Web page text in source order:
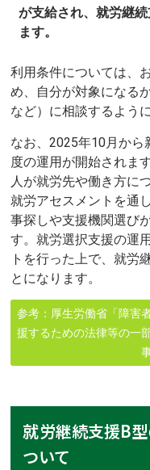
が支給され、就労継
ます。
利用条件については、
め、自分が対象になる
など）に相談するよう
なお、2025年10月から
度の運用が開始されま
人が就労先や働き方に
就労アセスメントを通
事探しや支援機関選び
す。就労選択支援の運
トを行った上で、就労
とになります。
参考：厚生労働省「障害
援するための法律等の一
就労継続支援B
ついて